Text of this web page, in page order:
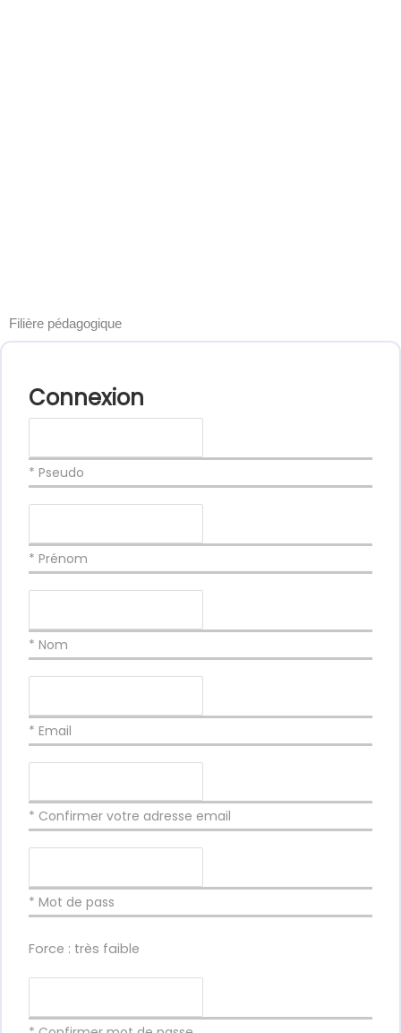
Filière pédagogique
Connexion
* Pseudo
* Prénom
* Nom
* Email
* Confirmer votre adresse email
* Mot de pass
Force : très faible